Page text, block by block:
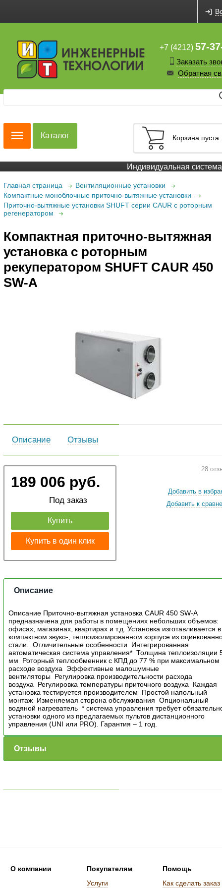
+7 (4212) 57-
Заказать
Обратная
Корзина пуста
Каталог
Индивидуальная система
Главная страница
Вентиляционные установки
Компактные моноблочные приточно-вытяжные установки
Приточно-вытяжные установки SHUFT серии CAUR с роторным
регенератором
Компактная приточно-вытяжная
установка с роторным
рекуператором SHUFT CAUR 450
SW-A
Описание Отзывы
189 006 руб.
Под заказ
Купить
Купить в один клик
28
Добавить в
Добавить к
Описание
Описание Приточно-вытяжная установка CAUR 450 SW-A
предназначена для работы в помещениях небольших объемов:
офисах, магазинах, квартирах и т.д. Установка изготавливается в
компактном звуко-, теплоизолированном корпусе из
стали. Отличительные особенности Интегрированная
автоматическая система управления* Толщина теплоизоляции
мм Роторный теплообменник с КПД до 77 % при максимальном
расходе воздуха Эффективные малошумные
вентиляторы Регулировка производительности расхода
воздуха Регулировка температуры приточного воздуха Каждая
установка тестируется производителем Простой напольный
монтаж Изменяемая сторона обслуживания Опциональный
водяной нагреватель * система управления требует
установки одного из предлагаемых пультов дистанционного
управления (UNI или PRO). Гарантия – 1 год.
Отзывы
О компании
Покупателям
Услуги
Помощь
Как сделать заказ